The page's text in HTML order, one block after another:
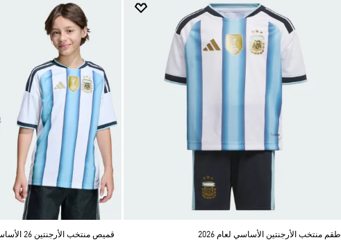
طقم منتخب الأرجنتين الأساسي لعام 2026
قميص منتخب الأرجنتين 26 الأساسي للأطفال